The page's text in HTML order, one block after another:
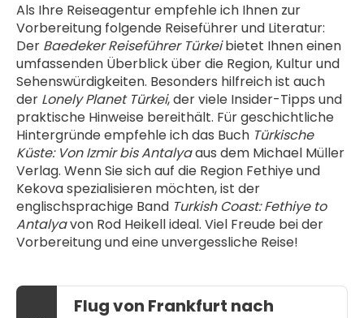
Als Ihre Reiseagentur empfehle ich Ihnen zur
Vorbereitung folgende Reiseführer und Literatur:
Der Baedeker Reiseführer Türkei bietet Ihnen einen
umfassenden Überblick über die Region, Kultur und
Sehenswürdigkeiten. Besonders hilfreich ist auch
der Lonely Planet Türkei, der viele Insider-Tipps und
praktische Hinweise bereithält. Für geschichtliche
Hintergründe empfehle ich das Buch Türkische
Küste: Von Izmir bis Antalya aus dem Michael Müller
Verlag. Wenn Sie sich auf die Region Fethiye und
Kekova spezialisieren möchten, ist der
englischsprachige Band Turkish Coast: Fethiye to
Antalya von Rod Heikell ideal. Viel Freude bei der
Vorbereitung und eine unvergessliche Reise!
Flug von Frankfurt nach